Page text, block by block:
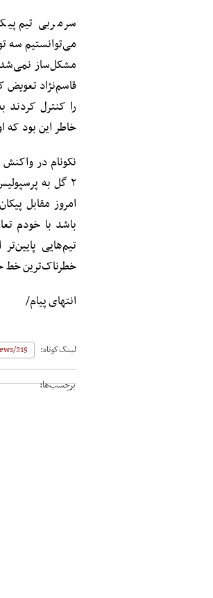
سرمربی تیم
می‌توانستیم سه
مشکل‌ساز نمی‌شد
قاسم‌نژاد تعویض
را کنترل کردند
خاطر این بود که
نکونام در واکنش
۲ گل به
امروز مقابل
باشد با خودم
خطرناک‌ترین خط حمله لیگ را دارد
انتهای پیام/
لینک‌کوتاه:
برچسب‌ها: